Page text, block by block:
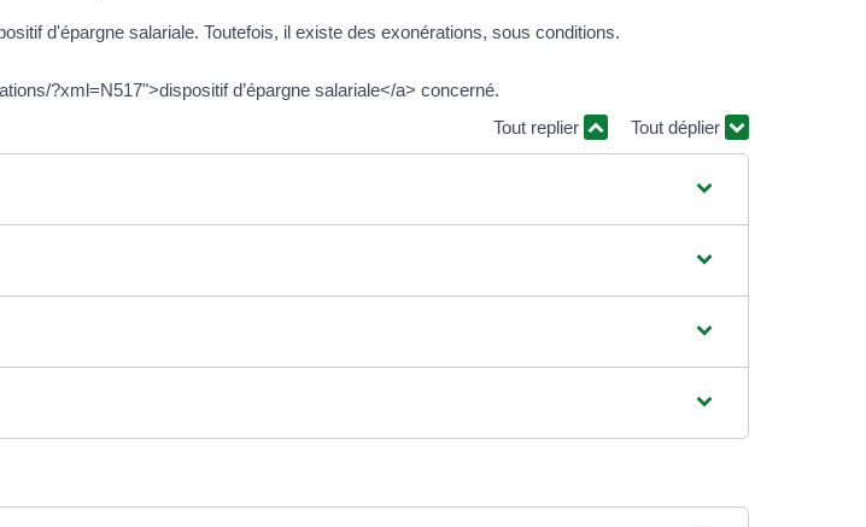
d'épargne salariale. Toutefois, il existe des exonérations, sous conditions.
?xml=N517">dispositif d’épargne salariale</a> concerné.
Tout replier
Tout déplier